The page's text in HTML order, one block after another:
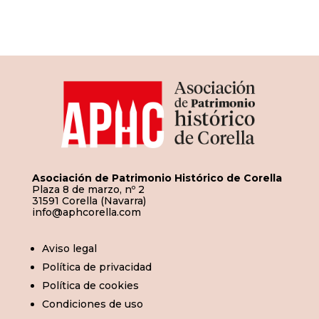
Asociación de Patrimonio Histórico de Corella
Plaza 8 de marzo, nº 2
31591 Corella (Navarra)
info@aphcorella.com
Aviso legal
Política de privacidad
Política de cookies
Condiciones de uso